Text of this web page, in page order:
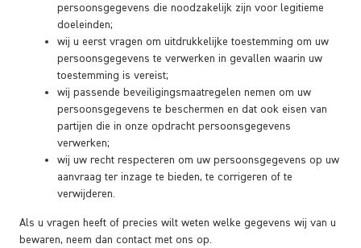
persoonsgegevens die noodzakelijk zijn voor legitieme
doeleinden;
wij u eerst vragen om uitdrukkelijke toestemming om uw
persoonsgegevens te verwerken in gevallen waarin uw
toestemming is vereist;
wij passende beveiligingsmaatregelen nemen om uw
persoonsgegevens te beschermen en dat ook eisen van
partijen die in onze opdracht persoonsgegevens
verwerken;
wij uw recht respecteren om uw persoonsgegevens op uw
aanvraag ter inzage te bieden, te corrigeren of te
verwijderen.
Als u vragen heeft of precies wilt weten welke gegevens wij van u
bewaren, neem dan contact met ons op.